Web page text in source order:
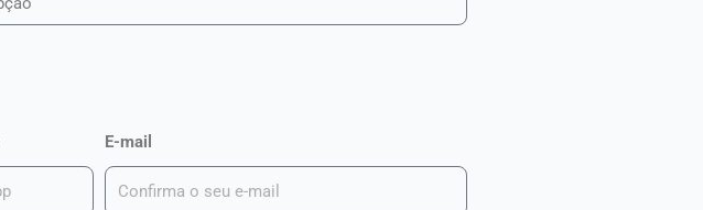
E-mail